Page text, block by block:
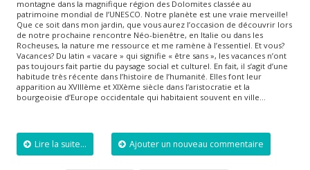
montagne dans la magnifique région des Dolomites classée au
patrimoine mondial de l’UNESCO. Notre planète est une vraie merveille!
Que ce soit dans mon jardin, que vous aurez l’occasion de découvrir lors
de notre prochaine rencontre Néo-bienêtre, en Italie ou dans les
Rocheuses, la nature me ressource et me ramène à l’essentiel. Et vous?
Vacances? Du latin « vacare » qui signifie « être sans », les vacances n’ont
pas toujours fait partie du paysage social et culturel. En fait, il s’agit d’une
habitude très récente dans l’histoire de l’humanité. Elles font leur
apparition au XVIIIème et XIXème siècle dans l’aristocratie et la
bourgeoisie d’Europe occidentale qui habitaient souvent en ville…
Lire la suite... Ajouter un nouveau commentaire